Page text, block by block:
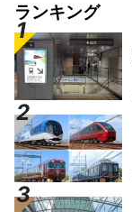
ランキング